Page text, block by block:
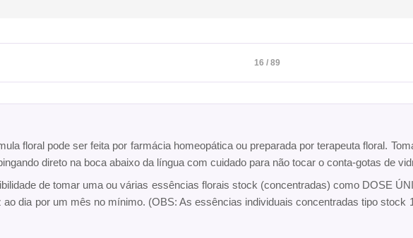
16 / 89
floral pode ser feita por farmácia homeopática ou preparada por terapeuta floral.
direto na boca abaixo da língua com cuidado para não tocar o conta-gotas de
de tomar uma ou várias essências florais stock (concentradas) como DOSE
dia por um mês no mínimo. (OBS: As essências individuais concentradas tipo